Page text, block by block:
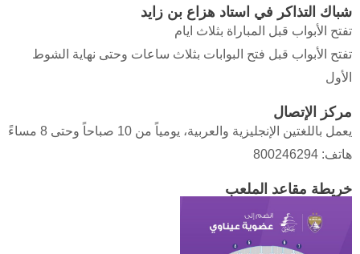
شباك التذاكر في استاد هزاع بن زايد
تفتح الأبواب قبل المباراة بثلاث ايام
تفتح الأبواب قبل فتح البوابات بثلاث ساعات وحتى نهاية الشوط
الأول
مركز الإتصال
يعمل باللغتين الإنجليزية والعربية، يومياً من 10 صباحاً وحتى 8 مساءً
هاتف: 800246294
خريطة مقاعد الملعب